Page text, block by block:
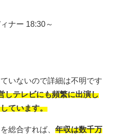
ナー 18:30～
いないので詳細は不明です
しテレビにも頻繁に出演し
ています。
総合すれば、 年収は数千万